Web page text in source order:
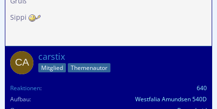
Sippi
carstix
Mitglied Themenautor
Reaktionen
640
Aufbau
Westfalia Amundsen 540D